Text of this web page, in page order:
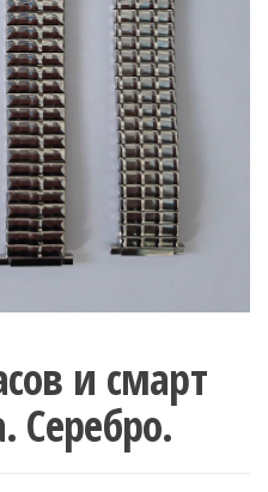
и смарт
Серебро.